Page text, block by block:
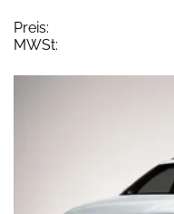
Preis:
MWSt: